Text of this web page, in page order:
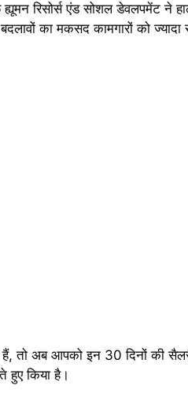
रिसोर्स एंड सोशल डेवलपमेंट ने
का मकसद कामगारों को
तो अब आपको इन 30 दिनों की
हुए किया है।